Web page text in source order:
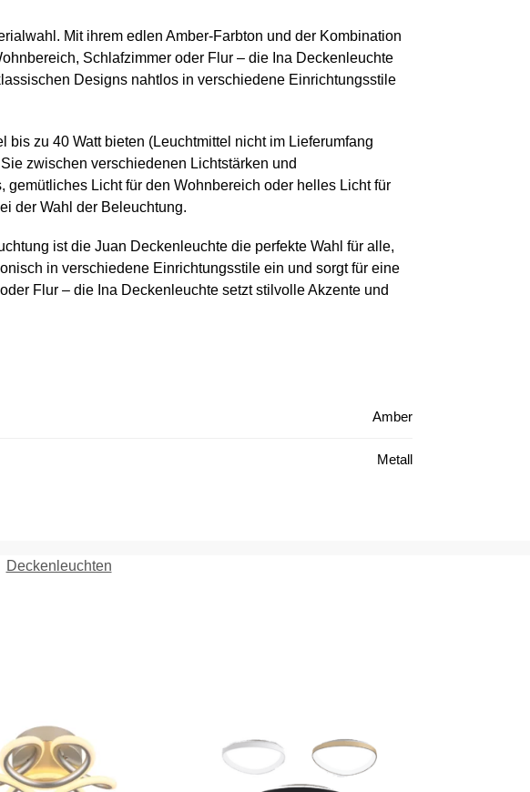
Mit ihrem edlen Amber-Farbton und der Kombination
Schlafzimmer oder Flur – die Ina Deckenleuchte
Designs nahtlos in verschiedene Einrichtungsstile
zu 40 Watt bieten (Leuchtmittel nicht im Lieferumfang
zwischen verschiedenen Lichtstärken und
Licht für den Wohnbereich oder helles Licht für
der Wahl der Beleuchtung.
ist die Juan Deckenleuchte die perfekte Wahl für alle,
in verschiedene Einrichtungsstile ein und sorgt für eine
Flur – die Ina Deckenleuchte setzt stilvolle Akzente und
Amber
Metall
Deckenleuchten